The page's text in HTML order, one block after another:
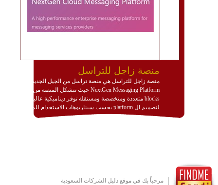
منصة زاجل للتراسل
منصة زاجل للتراسل هي منصة تراسل من الجيل الجديد
NextGen Messaging Platform حيث تتشكل المنصة من
blocks متعددة ومتخصصة ومستقلة توفر ديناميكية عالية
لتصميم ال platform بحسب سيناريوهات الاستخدام للمنصة
وتتوافق مع النشر والاستثمار ضمن بيئة استضافة dedicated
http://www.plutosms.com/zagel
مرحباً بك في موقع دليل الشركات السعودية